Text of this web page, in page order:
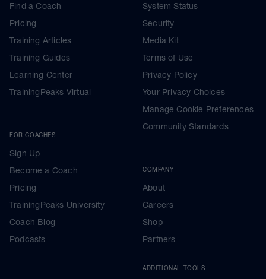
Find a Coach
Pricing
Training Articles
Training Guides
Learning Center
TrainingPeaks Virtual
FOR COACHES
Sign Up
Become a Coach
Pricing
TrainingPeaks University
Coach Blog
Podcasts
System Status
Security
Media Kit
Terms of Use
Privacy Policy
Your Privacy Choices
Manage Cookie Preferences
Community Standards
COMPANY
About
Careers
Shop
Partners
ADDITIONAL TOOLS